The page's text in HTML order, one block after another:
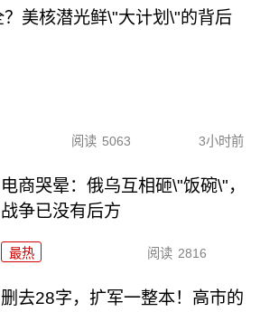
美核潜光鲜\"大计划\"的背后
阅读 5063 3小时前
电商哭晕：俄乌互相砸\"饭碗\"，
战争已没有后方
最热 阅读 2816
删去28字，扩军一整本！高市的